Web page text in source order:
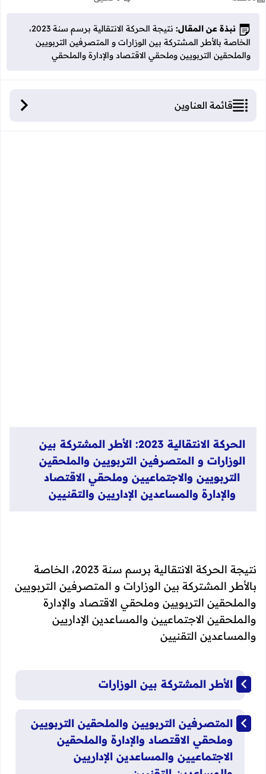
نبذة عن المقال:
نتيجة الحركة الانتقالية برسم سنة 2023،
الخاصة بالأطر المشتركة بين الوزارات و المتصرفين التربويين
والملحقين التربويين وملحقي الاقتصاد والإدارة والملحقي
قائمة العناوين
الحركة الانتقالية 2023: الأطر المشتركة بين
الوزارات و المتصرفين التربويين والملحقين
التربويين والاجتماعيين وملحقي الاقتصاد
والإدارة والمساعدين الإداريين والتقنيين
نتيجة الحركة الانتقالية برسم سنة 2023، الخاصة
بالأطر المشتركة بين الوزارات و المتصرفين التربويين
والملحقين التربويين وملحقي الاقتصاد والإدارة
والملحقين الاجتماعيين والمساعدين الإداريين
والمساعدين التقنيين
​الأطر المشتركة بين الوزارات
المتصرفين التربويين والملحقين التربويين
وملحقي الاقتصاد والإدارة والملحقين
الاجتماعيين والمساعدين الإداريين